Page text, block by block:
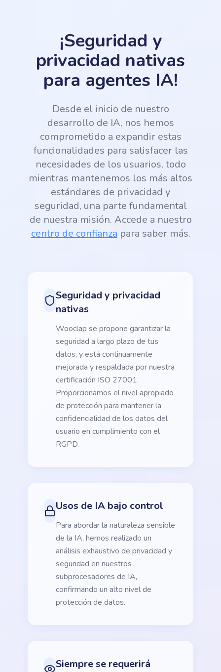
¡Seguridad y
privacidad nativas
para agentes IA!
Desde el inicio de nuestro
desarrollo de IA, nos hemos
comprometido a expandir estas
funcionalidades para satisfacer las
necesidades de los usuarios, todo
mientras mantenemos los más altos
estándares de privacidad y
seguridad, una parte fundamental
de nuestra misión. Accede a nuestro
centro de confianza para saber más.
Seguridad y privacidad
nativas
Wooclap se propone garantizar la
seguridad a largo plazo de tus
datos, y está continuamente
mejorada y respaldada por nuestra
certificación ISO 27001.
Proporcionamos el nivel apropiado
de protección para mantener la
confidencialidad de los datos del
usuario en cumplimiento con el
RGPD.
Usos de IA bajo control
Para abordar la naturaleza sensible
de la IA, hemos realizado un
análisis exhaustivo de privacidad y
seguridad en nuestros
subprocesadores de IA,
confirmando un alto nivel de
protección de datos.
Siempre se requerirá